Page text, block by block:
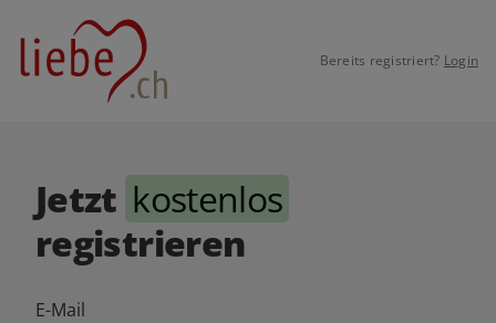
Bereits registriert? Login
Jetzt kostenlos
registrieren
E-Mail